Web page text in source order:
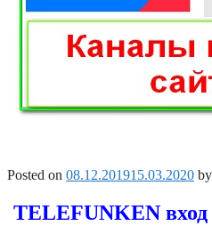
Posted on 08.12.201915.03.2020 by
TELEFUNKEN